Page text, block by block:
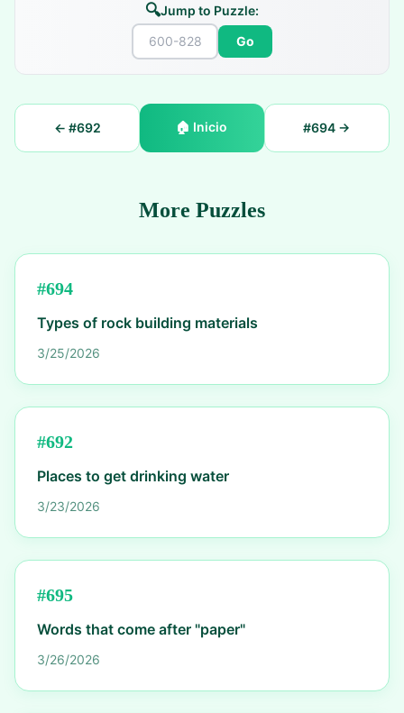
🔍Jump to Puzzle:
Go
← #692 🏠 Inicio #694 →
More Puzzles
#694
Types of rock building materials
3/25/2026
#692
Places to get drinking water
3/23/2026
#695
Words that come after "paper"
3/26/2026